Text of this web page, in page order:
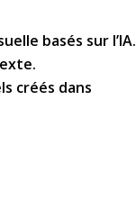
basés sur l’IA.
créés dans